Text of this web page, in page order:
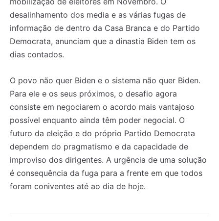
desalinhamento dos media e as várias fugas de
informação de dentro da Casa Branca e do Partido
Democrata, anunciam que a dinastia Biden tem os
dias contados.
O povo não quer Biden e o sistema não quer Biden.
Para ele e os seus próximos, o desafio agora
consiste em negociarem o acordo mais vantajoso
possível enquanto ainda têm poder negocial. O
futuro da eleição e do próprio Partido Democrata
dependem do pragmatismo e da capacidade de
improviso dos dirigentes. A urgência de uma solução
é consequência da fuga para a frente em que todos
foram coniventes até ao dia de hoje.